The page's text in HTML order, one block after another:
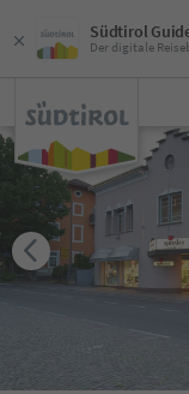
Südtirol
Der digitale